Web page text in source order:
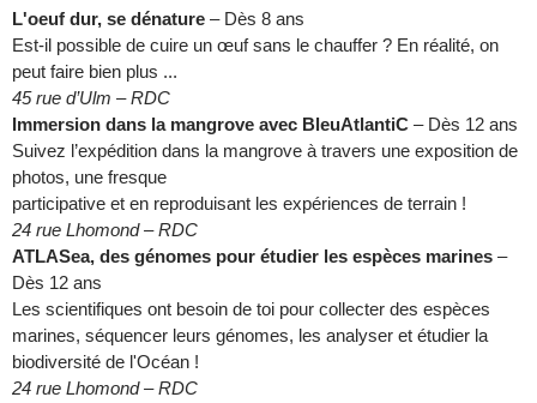
L'oeuf dur, se dénature – Dès 8 ans
Est-il possible de cuire un œuf sans le chauffer ? En réalité, on
peut faire bien plus ...
45 rue d’Ulm – RDC
Immersion dans la mangrove avec BleuAtlantiC – Dès 12 ans
Suivez l’expédition dans la mangrove à travers une exposition de
photos, une fresque
participative et en reproduisant les expériences de terrain !
24 rue Lhomond – RDC
ATLASea, des génomes pour étudier les espèces marines –
Dès 12 ans
Les scientifiques ont besoin de toi pour collecter des espèces
marines, séquencer leurs génomes, les analyser et étudier la
biodiversité de l'Océan !
24 rue Lhomond – RDC